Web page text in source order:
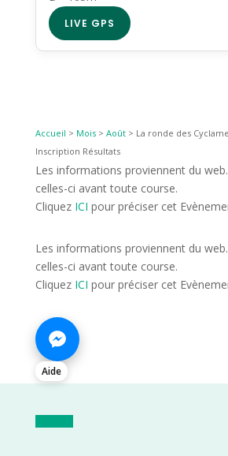
LIVE GPS
Accueil > Mois> Août> La ronde des
Inscription Résultats
Les informations proviennent du
celles-ci avant toute course.
Cliquez ICI pour préciser cet
Les informations proviennent du
celles-ci avant toute course.
Cliquez ICI pour préciser cet
Aide